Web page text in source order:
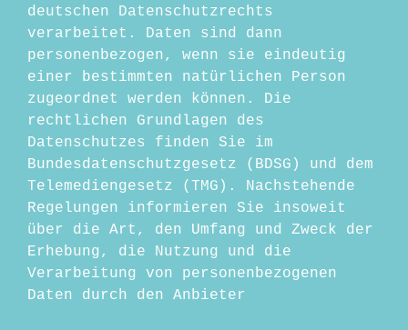
deutschen Datenschutzrechts
verarbeitet. Daten sind dann
personenbezogen, wenn sie eindeutig
einer bestimmten natürlichen Person
zugeordnet werden können. Die
rechtlichen Grundlagen des
Datenschutzes finden Sie im
Bundesdatenschutzgesetz (BDSG) und dem
Telemediengesetz (TMG). Nachstehende
Regelungen informieren Sie insoweit
über die Art, den Umfang und Zweck der
Erhebung, die Nutzung und die
Verarbeitung von personenbezogenen
Daten durch den Anbieter